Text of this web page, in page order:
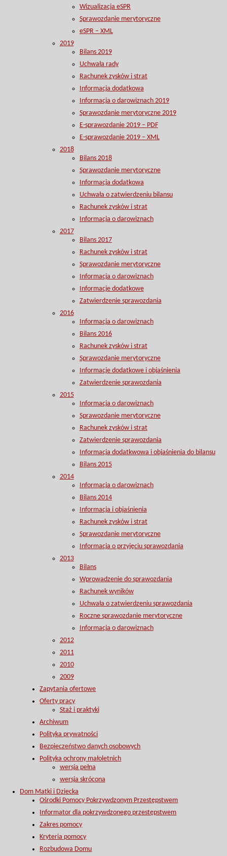
Wizualizacja eSPR
Sprawozdanie merytoryczne
eSPR – XML
2019
Bilans 2019
Uchwała rady
Rachunek zysków i strat
Informacja dodatkowa
Informacja o darowiznach 2019
Sprawozdanie merytoryczne 2019
E-sprawozdanie 2019 – PDF
E-sprawozdanie 2019 – XML
2018
Bilans 2018
Sprawozdanie merytoryczne
Informacja dodatkowa
Uchwała o zatwierdzeniu bilansu
Rachunek zysków i strat
Informacja o darowiznach
2017
Bilans 2017
Rachunek zysków i strat
Sprawozdanie merytoryczne
Informacja o darowiznach
Informacje dodatkowe
Zatwierdzenie sprawozdania
2016
Informacja o darowiznach
Bilans 2016
Rachunek zysków i strat
Sprawozdanie merytoryczne
Informacje dodatkowe i objaśnienia
Zatwierdzenie sprawozdania
2015
Informacja o darowiznach
Sprawozdanie merytoryczne
Rachunek zysków i strat
Zatwierdzenie sprawozdania
Informacja dodatkwowa i objaśnienia do bilansu
Bilans 2015
2014
Informacja o darowiznach
Bilans 2014
Informacja i objaśnienia
Rachunek zysków i strat
Sprawozdanie merytoryczne
Informacja o przyjęciu sprawozdania
2013
Bilans
Wprowadzenie do sprawozdania
Rachunek wyników
Uchwała o zatwierdzeniu sprawozdania
Roczne sprawozdanie merytoryczne
Informacja o darowiznach
2012
2011
2010
2009
Zapytania ofertowe
Oferty pracy
Staż i praktyki
Archiwum
Polityka prywatności
Bezpieczeństwo danych osobowych
Polityka ochrony małoletnich
wersja pełna
wersja skrócona
Dom Matki i Dziecka
Ośrodki Pomocy Pokrzywdzonym Przestępstwem
Informator dla pokrzywdzonego przestępstwem
Zakres pomocy
Kryteria pomocy
Rozbudowa Domu